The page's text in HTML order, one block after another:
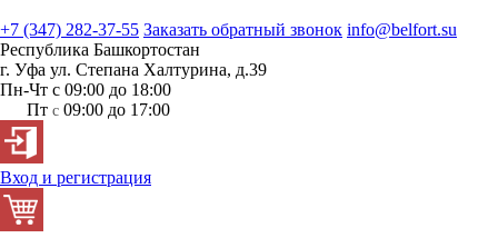
+7 (347) 282-37-55 Заказать обратный звонок info@belfort.su
Республика Башкортостан
г. Уфа ул. Степана Халтурина, д.39
Пн-Чт с 09:00 до 18:00
Пт с 09:00 до 17:00
Вход и регистрация